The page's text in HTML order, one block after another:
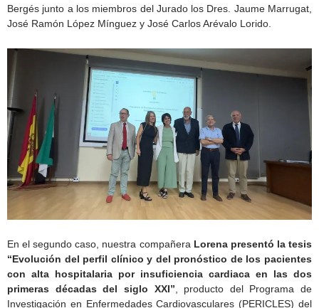
Bergés junto a los miembros del Jurado los Dres. Jaume Marrugat,
José Ramón López Mínguez y José Carlos Arévalo Lorido.
En el segundo caso, nuestra compañera Lorena presentó la tesis
“Evolución del perfil clínico y del pronóstico de los pacientes
con alta hospitalaria por insuficiencia cardiaca en las dos
primeras décadas del siglo XXI” , producto del Programa de
Investigación en Enfermedades Cardiovasculares (PERICLES) del